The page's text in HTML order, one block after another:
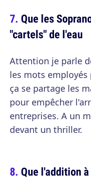
Que les
"cartels" de l'eau
Attention je parle
les mots employés
ça se partage les
pour empêcher
entreprises. A un
devant un thriller.
Que l'addition